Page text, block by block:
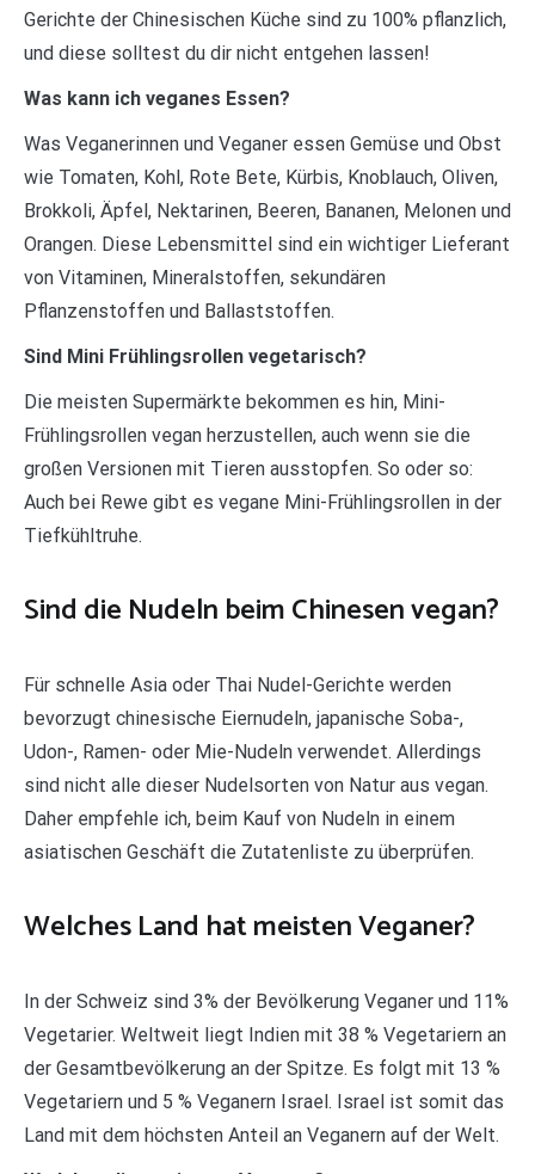
Gerichte der Chinesischen Küche sind zu 100% pflanzlich,
und diese solltest du dir nicht entgehen lassen!
Was kann ich veganes Essen?
Was Veganerinnen und Veganer essen Gemüse und Obst
wie Tomaten, Kohl, Rote Bete, Kürbis, Knoblauch, Oliven,
Brokkoli, Äpfel, Nektarinen, Beeren, Bananen, Melonen und
Orangen. Diese Lebensmittel sind ein wichtiger Lieferant
von Vitaminen, Mineralstoffen, sekundären
Pflanzenstoffen und Ballaststoffen.
Sind Mini Frühlingsrollen vegetarisch?
Die meisten Supermärkte bekommen es hin, Mini-
Frühlingsrollen vegan herzustellen, auch wenn sie die
großen Versionen mit Tieren ausstopfen. So oder so:
Auch bei Rewe gibt es vegane Mini-Frühlingsrollen in der
Tiefkühltruhe.
Sind die Nudeln beim Chinesen vegan?
Für schnelle Asia oder Thai Nudel-Gerichte werden
bevorzugt chinesische Eiernudeln, japanische Soba-,
Udon-, Ramen- oder Mie-Nudeln verwendet. Allerdings
sind nicht alle dieser Nudelsorten von Natur aus vegan.
Daher empfehle ich, beim Kauf von Nudeln in einem
asiatischen Geschäft die Zutatenliste zu überprüfen.
Welches Land hat meisten Veganer?
In der Schweiz sind 3% der Bevölkerung Veganer und 11%
Vegetarier. Weltweit liegt Indien mit 38 % Vegetariern an
der Gesamtbevölkerung an der Spitze. Es folgt mit 13 %
Vegetariern und 5 % Veganern Israel. Israel ist somit das
Land mit dem höchsten Anteil an Veganern auf der Welt.